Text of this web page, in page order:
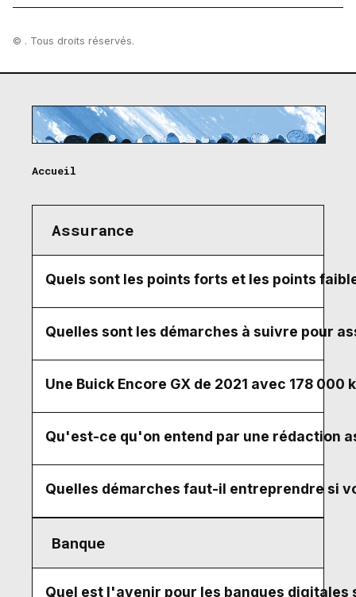
© . Tous droits réservés.
Accueil
Assurance
Quels sont les points forts et les points
Quelles sont les démarches à suivre pour
Une Buick Encore GX de 2021 avec 178
Qu'est-ce qu'on entend par une rédaction
Quelles démarches faut-il entreprendre si
Banque
Quel est l'avenir pour les banques digitales